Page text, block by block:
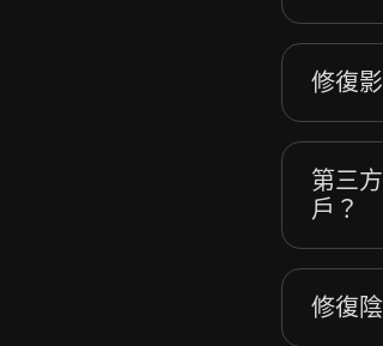
修復
第三
戶？
修復